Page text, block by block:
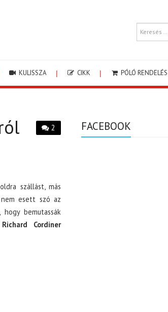
KULISSZA CIKK PÓLÓ RENDELÉS
2
szállást, más
esett szó az
bemutassák
Richard Cordiner
FACEBOOK